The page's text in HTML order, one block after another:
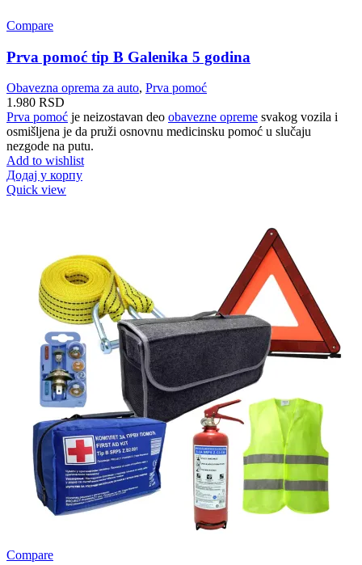
Compare
Prva pomoć tip B Galenika 5 godina
Obavezna oprema za auto, Prva pomoć
1.980 RSD
Prva pomoć je neizostavan deo obavezne opreme svakog vozila i
osmišljena je da pruži osnovnu medicinsku pomoć u slučaju
nezgode na putu.
Add to wishlist
Додај у корпу
Quick view
Compare